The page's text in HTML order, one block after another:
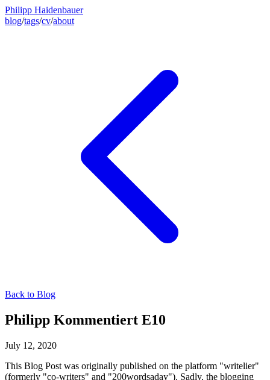
Philipp Haidenbauer
blog/tags/cv/about
Back to Blog
Philipp Kommentiert E10
July 12, 2020
This Blog Post was originally published on the platform "writelier"
(formerly "co-writers" and "200wordsaday"). Sadly, the blogging